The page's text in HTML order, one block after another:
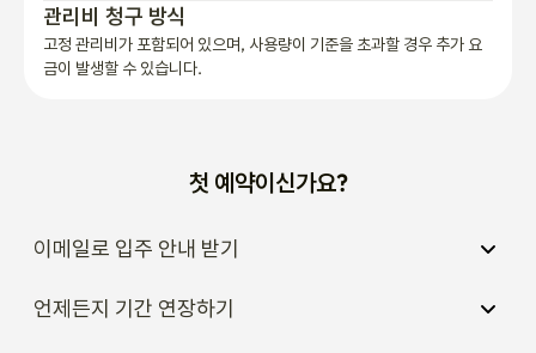
관리비 청구 방식
고정 관리비가 포함되어 있으며, 사용량이 기준을 초과할 경우 추가 요
금이 발생할 수 있습니다.
첫 예약이신가요?
이메일로 입주 안내 받기
언제든지 기간 연장하기